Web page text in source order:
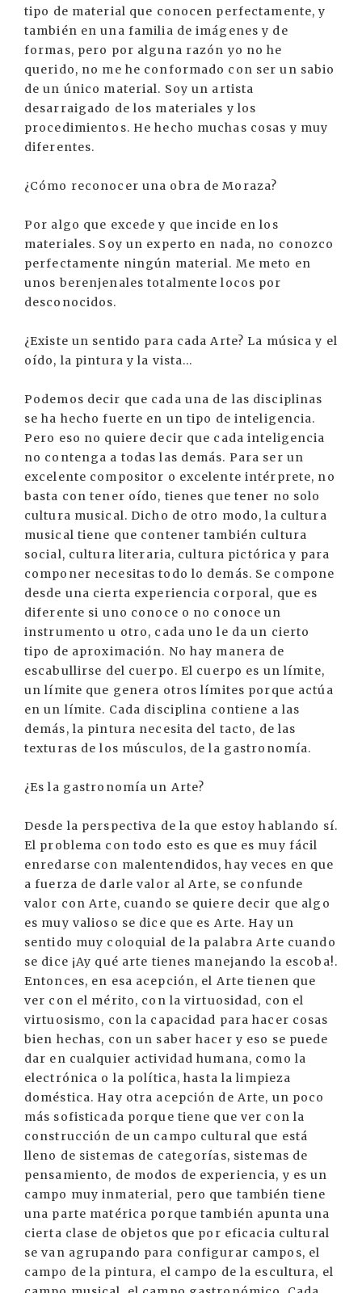
tipo de material que conocen perfectamente, y
también en una familia de imágenes y de
formas, pero por alguna razón yo no he
querido, no me he conformado con ser un sabio
de un único material. Soy un artista
desarraigado de los materiales y los
procedimientos. He hecho muchas cosas y muy
diferentes.
¿Cómo reconocer una obra de Moraza?
Por algo que excede y que incide en los
materiales. Soy un experto en nada, no conozco
perfectamente ningún material. Me meto en
unos berenjenales totalmente locos por
desconocidos.
¿Existe un sentido para cada Arte? La música y el
oído, la pintura y la vista...
Podemos decir que cada una de las disciplinas
se ha hecho fuerte en un tipo de inteligencia.
Pero eso no quiere decir que cada inteligencia
no contenga a todas las demás. Para ser un
excelente compositor o excelente intérprete, no
basta con tener oído, tienes que tener no solo
cultura musical. Dicho de otro modo, la cultura
musical tiene que contener también cultura
social, cultura literaria, cultura pictórica y para
componer necesitas todo lo demás. Se compone
desde una cierta experiencia corporal, que es
diferente si uno conoce o no conoce un
instrumento u otro, cada uno le da un cierto
tipo de aproximación. No hay manera de
escabullirse del cuerpo. El cuerpo es un límite,
un límite que genera otros límites porque actúa
en un límite. Cada disciplina contiene a las
demás, la pintura necesita del tacto, de las
texturas de los músculos, de la gastronomía.
¿Es la gastronomía un Arte?
Desde la perspectiva de la que estoy hablando sí.
El problema con todo esto es que es muy fácil
enredarse con malentendidos, hay veces en que
a fuerza de darle valor al Arte, se confunde
valor con Arte, cuando se quiere decir que algo
es muy valioso se dice que es Arte. Hay un
sentido muy coloquial de la palabra Arte cuando
se dice ¡Ay qué arte tienes manejando la escoba!.
Entonces, en esa acepción, el Arte tienen que
ver con el mérito, con la virtuosidad, con el
virtuosismo, con la capacidad para hacer cosas
bien hechas, con un saber hacer y eso se puede
dar en cualquier actividad humana, como la
electrónica o la política, hasta la limpieza
doméstica. Hay otra acepción de Arte, un poco
más sofisticada porque tiene que ver con la
construcción de un campo cultural que está
lleno de sistemas de categorías, sistemas de
pensamiento, de modos de experiencia, y es un
campo muy inmaterial, pero que también tiene
una parte matérica porque también apunta una
cierta clase de objetos que por eficacia cultural
se van agrupando para configurar campos, el
campo de la pintura, el campo de la escultura, el